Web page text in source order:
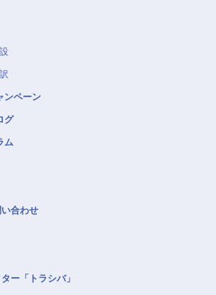
ンペーン
グ
ム
合わせ
ー「トラシバ」